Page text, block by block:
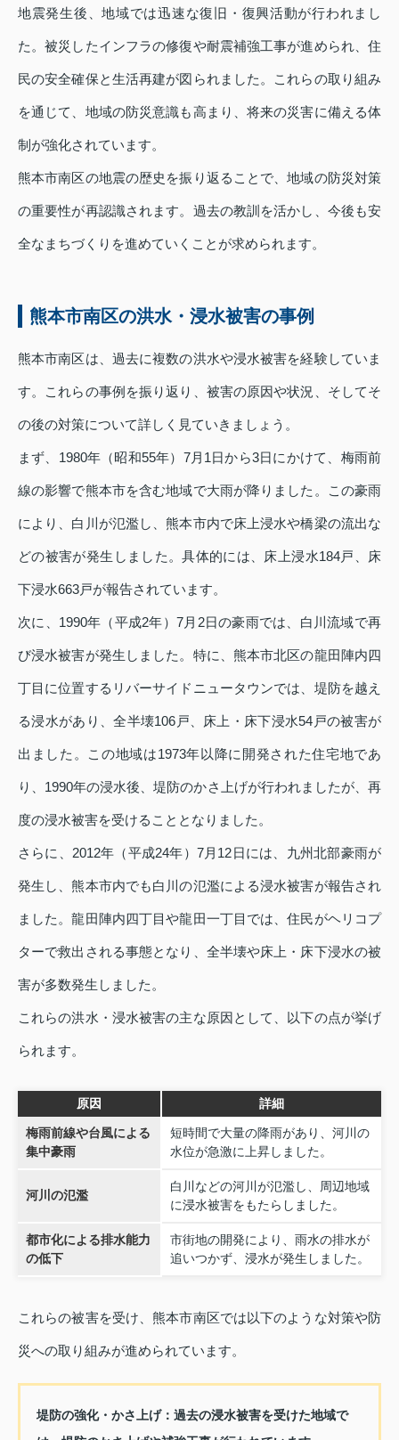
地震発生後、地域では迅速な復旧・復興活動が行われまし
た。被災したインフラの修復や耐震補強工事が進められ、住
民の安全確保と生活再建が図られました。これらの取り組み
を通じて、地域の防災意識も高まり、将来の災害に備える体
制が強化されています。
熊本市南区の地震の歴史を振り返ることで、地域の防災対策
の重要性が再認識されます。過去の教訓を活かし、今後も安
全なまちづくりを進めていくことが求められます。
熊本市南区の洪水・浸水被害の事例
熊本市南区は、過去に複数の洪水や浸水被害を経験していま
す。これらの事例を振り返り、被害の原因や状況、そしてそ
の後の対策について詳しく見ていきましょう。
まず、1980年（昭和55年）7月1日から3日にかけて、梅雨前
線の影響で熊本市を含む地域で大雨が降りました。この豪雨
により、白川が氾濫し、熊本市内で床上浸水や橋梁の流出な
どの被害が発生しました。具体的には、床上浸水184戸、床
下浸水663戸が報告されています。
次に、1990年（平成2年）7月2日の豪雨では、白川流域で再
び浸水被害が発生しました。特に、熊本市北区の龍田陣内四
丁目に位置するリバーサイドニュータウンでは、堤防を越え
る浸水があり、全半壊106戸、床上・床下浸水54戸の被害が
出ました。この地域は1973年以降に開発された住宅地であ
り、1990年の浸水後、堤防のかさ上げが行われましたが、再
度の浸水被害を受けることとなりました。
さらに、2012年（平成24年）7月12日には、九州北部豪雨が
発生し、熊本市内でも白川の氾濫による浸水被害が報告され
ました。龍田陣内四丁目や龍田一丁目では、住民がヘリコプ
ターで救出される事態となり、全半壊や床上・床下浸水の被
害が多数発生しました。
これらの洪水・浸水被害の主な原因として、以下の点が挙げ
られます。
原因 詳細
梅雨前線や台風による
集中豪雨
短時間で大量の降雨があり、河川の
水位が急激に上昇しました。
河川の氾濫
白川などの河川が氾濫し、周辺地域
に浸水被害をもたらしました。
都市化による排水能力
の低下
市街地の開発により、雨水の排水が
追いつかず、浸水が発生しました。
これらの被害を受け、熊本市南区では以下のような対策や防
災への取り組みが進められています。
堤防の強化・かさ上げ：過去の浸水被害を受けた地域で